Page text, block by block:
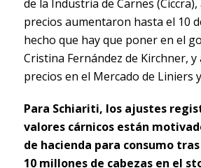
de la Industria de Carnes
precios aumentaron hasta el 10
hecho que hay que poner en el
Cristina Fernández de Kirchner,
precios en el Mercado de Liniers
Para Schiariti, los ajustes
valores cárnicos están
de hacienda para consumo
10 millones de cabezas en el